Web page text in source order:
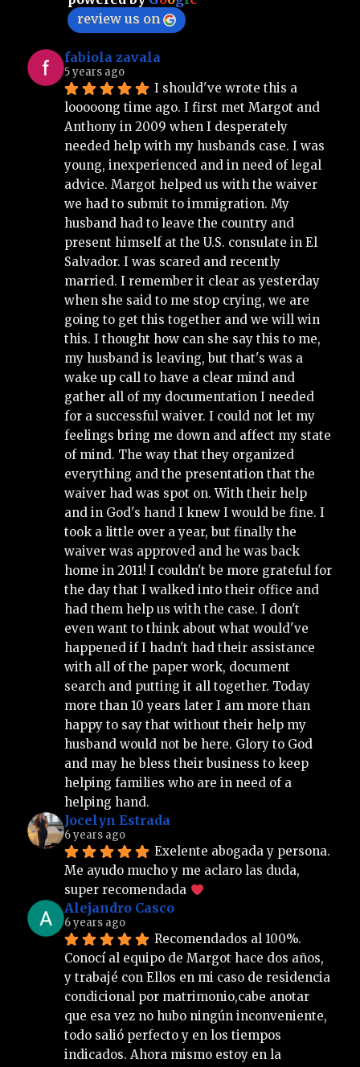
review us on
fabiola zavala
5 years ago
I should've wrote this a
looooong time ago. I first met Margot and
Anthony in 2009 when I desperately
needed help with my husbands case. I was
young, inexperienced and in need of legal
advice. Margot helped us with the waiver
we had to submit to immigration. My
husband had to leave the country and
present himself at the U.S. consulate in El
Salvador. I was scared and recently
married. I remember it clear as yesterday
when she said to me stop crying, we are
going to get this together and we will win
this. I thought how can she say this to me,
my husband is leaving, but that's was a
wake up call to have a clear mind and
gather all of my documentation I needed
for a successful waiver. I could not let my
feelings bring me down and affect my state
of mind. The way that they organized
everything and the presentation that the
waiver had was spot on. With their help
and in God's hand I knew I would be fine. I
took a little over a year, but finally the
waiver was approved and he was back
home in 2011! I couldn't be more grateful for
the day that I walked into their office and
had them help us with the case. I don't
even want to think about what would've
happened if I hadn't had their assistance
with all of the paper work, document
search and putting it all together. Today
more than 10 years later I am more than
happy to say that without their help my
husband would not be here. Glory to God
and may he bless their business to keep
helping families who are in need of a
helping hand.
Jocelyn Estrada
6 years ago
Exelente abogada y persona.
Me ayudo mucho y me aclaro las duda,
super recomendada
Alejandro Casco
6 years ago
Recomendados al 100%.
Conocí al equipo de Margot hace dos años,
y trabajé con Ellos en mi caso de residencia
condicional por matrimonio,cabe anotar
que esa vez no hubo ningún inconveniente,
todo salió perfecto y en los tiempos
indicados. Ahora mismo estoy en la